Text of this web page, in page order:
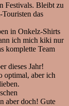
Festivals. Bleibt zu
das
in Onkelz-Shirts
ich mich kiki nur
komplette Team
dieses Jahr!
optimal, aber ich
aber doch! Gute